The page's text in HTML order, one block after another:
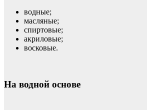
водные;
масляные;
спиртовые;
акриловые;
восковые.
На водной основе